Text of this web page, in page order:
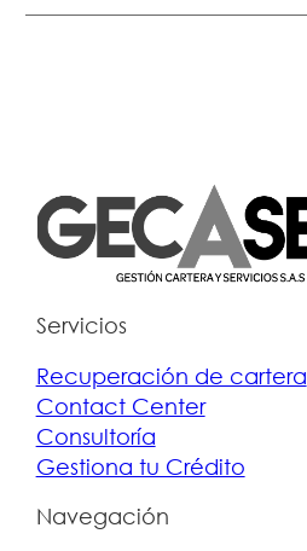
Servicios
Recuperación de cartera
Contact Center
Consultoría
Gestiona tu Crédito
Navegación